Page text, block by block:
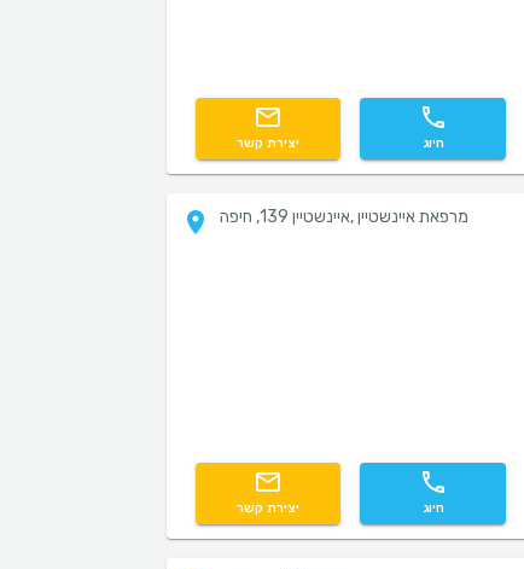
חיוג יצירת קשר
מרפאת איינשטיין ,איינשטיין 139, חיפה
חיוג יצירת קשר